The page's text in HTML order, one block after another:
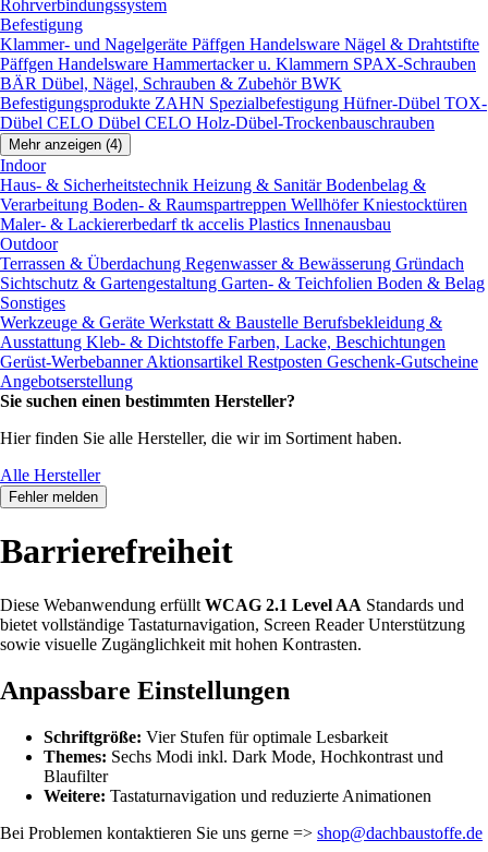
Rohrverbindungssystem
Befestigung
Klammer- und Nagelgeräte Päffgen Handelsware Nägel & Drahtstifte
Päffgen Handelsware Hammertacker u. Klammern SPAX-Schrauben
BÄR Dübel, Nägel, Schrauben & ZubehörBWK
Befestigungsprodukte ZAHN Spezialbefestigung Hüfner-Dübel TOX-
Dübel CELO Dübel CELO Holz-Dübel-Trockenbauschrauben
Mehr anzeigen (4)
Indoor
Haus- & Sicherheitstechnik Heizung & SanitärBodenbelag &
Verarbeitung Boden- & Raumspartreppen Wellhöfer Kniestocktüren
Maler- & Lackiererbedarftk accelis Plastics Innenausbau
Outdoor
Terrassen & Überdachung Regenwasser & Bewässerung Gründach
Sichtschutz & Gartengestaltung Garten- & Teichfolien Boden & Belag
Sonstiges
Werkzeuge & Geräte Werkstatt & Baustelle Berufsbekleidung &
Ausstattung Kleb- & Dichtstoffe Farben, Lacke, Beschichtungen
Gerüst-WerbebannerAktionsartikel Restposten Geschenk-Gutscheine
Angebotserstellung
Sie suchen einen bestimmten Hersteller?
Hier finden Sie alle Hersteller, die wir im Sortiment haben.
Alle Hersteller
Fehler melden
Barrierefreiheit
Diese Webanwendung erfüllt WCAG 2.1 Level AA Standards und
bietet vollständige Tastaturnavigation, Screen Reader Unterstützung
sowie visuelle Zugänglichkeit mit hohen Kontrasten.
Anpassbare Einstellungen
Schriftgröße: Vier Stufen für optimale Lesbarkeit
Themes: Sechs Modi inkl. Dark Mode, Hochkontrast und
Blaufilter
Weitere: Tastaturnavigation und reduzierte Animationen
Bei Problemen kontaktieren Sie uns gerne => shop@dachbaustoffe.de